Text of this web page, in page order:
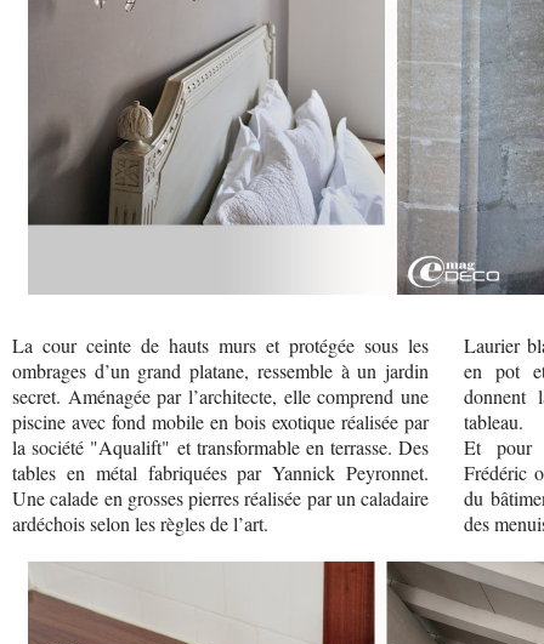
La cour ceinte de hauts murs et protégée sous les
ombrages d’un grand platane, ressemble à un jardin
secret. Aménagée par l’architecte, elle comprend une
piscine avec fond mobile en bois exotique réalisée par
la société "Aqualift" et transformable en terrasse. Des
tables en métal fabriquées par Yannick Peyronnet.
Une calade en grosses pierres réalisée par un caladaire
ardéchois selon les règles de l’art.
Laurier
en pot
donnent
tableau.
Et pour
Frédéric
du
des